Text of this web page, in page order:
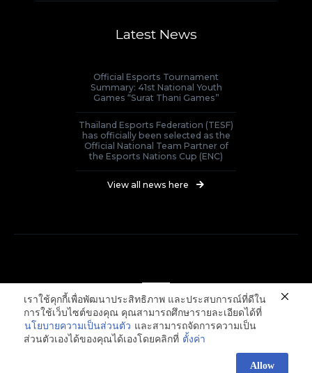
Latest News
Official Esports Tournament
Summary: 41st National Youth
Games “Surat Thani Games”
Thailand Esports Federation (TESF)
has officially been selected as the
Official National Team Partner of
the Esports Nations Cup (ENC)
View all news here
Thailand E-Sports Federation
เราใช้คุกกี้เพื่อพัฒนาประสิทธิภาพ และประสบการณ์ที่ดีใน
การใช้เว็บไซต์ของคุณ คุณสามารถศึกษารายละเอียดได้ที่
นโยบายความเป็นส่วนตัว และสามารถจัดการความเป็น
ส่วนตัวเองได้ของคุณได้เองโดยคลิกที่ ตั้งค่า
Allow